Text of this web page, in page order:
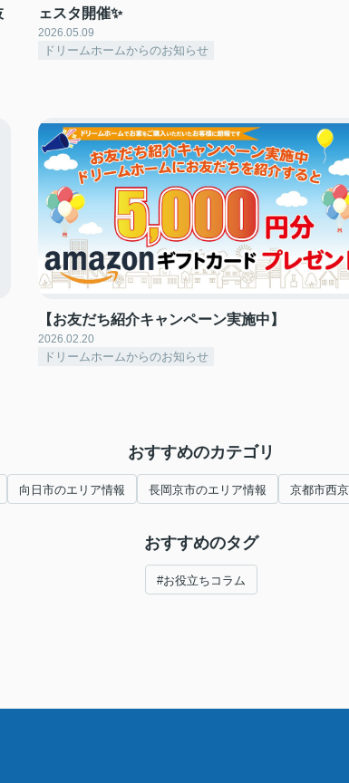
ェスタ開催✨
2026.05.09
ドリームホームからのお知らせ
【お友だち紹介キャンペーン実施中】
2026.02.20
ドリームホームからのお知らせ
おすすめのカテゴリ
向日市のエリア情報 長岡京市のエリア情報 京都市西
おすすめのタグ
#お役立ちコラム